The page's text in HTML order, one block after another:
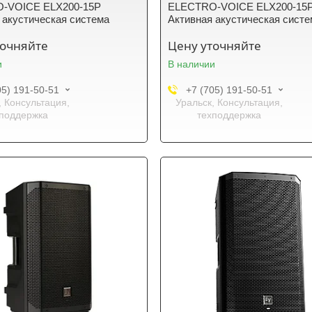
VOICE ELX200-15P
система
191-50-51
Консультация,
ELECTRO-VOICE ELX200-
Активная акустическая
Цену уточняйте
В наличии
+7 (705) 191-50-51
Уральск, Консультация,
техподдержка